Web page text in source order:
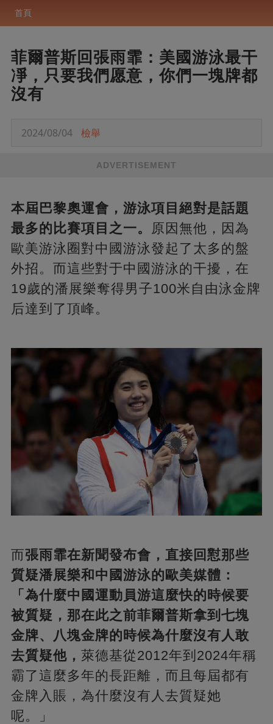
首頁
菲爾普斯回張雨霏：美國游泳最干
凈，只要我們愿意，你們一塊牌都
沒有
2024/08/04 檢舉
ADVERTISEMENT
本屆巴黎奧運會，游泳項目絕對是話題
最多的比賽項目之一。 原因無他，因為
歐美游泳圈對中國游泳發起了太多的盤
外招。而這些對于中國游泳的干擾，在
19歲的潘展樂奪得男子100米自由泳金牌
后達到了頂峰。
而張雨霏在新聞發布會，直接回懟那些
質疑潘展樂和中國游泳的歐美媒體：
「為什麼中國運動員游這麼快的時候要
被質疑，那在此之前菲爾普斯拿到七塊
金牌、八塊金牌的時候為什麼沒有人敢
去質疑他， 萊德基從2012年到2024年稱
霸了這麼多年的長距離，而且每屆都有
金牌入賬，為什麼沒有人去質疑她
呢。」